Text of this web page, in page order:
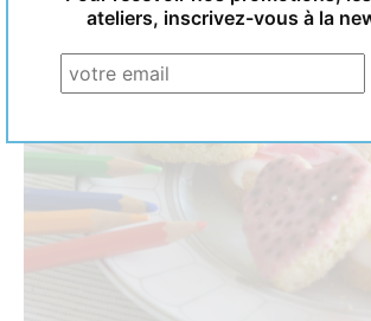
ateliers, inscrivez-vous à la